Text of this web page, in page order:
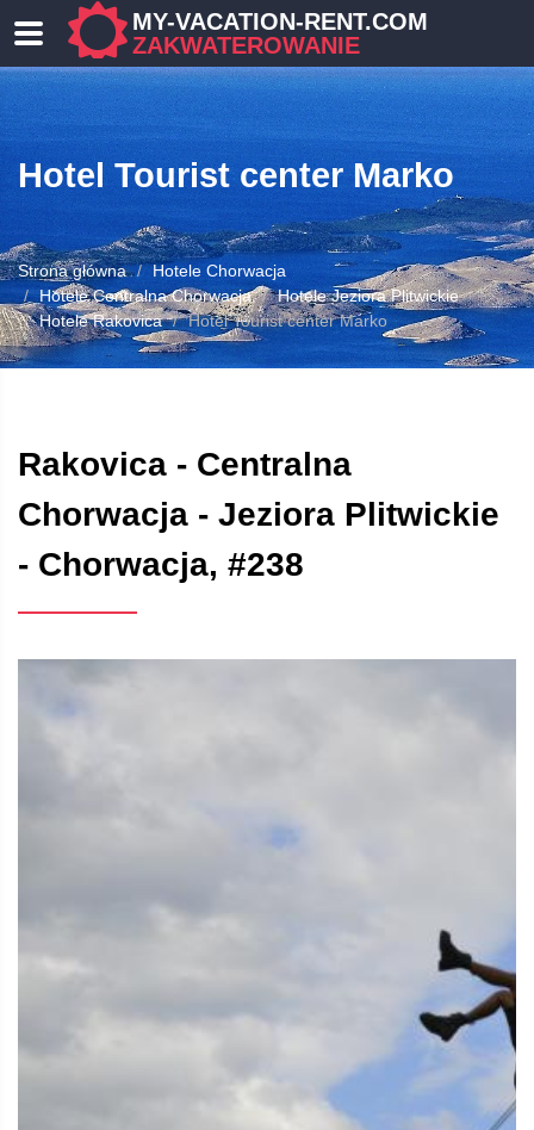
MY-VACATION-RENT.COM
ZAKWATEROWANIE
Hotel Tourist center Marko
Strona główna
Hotele Chorwacja
Hotele Centralna Chorwacja
Hotele Jeziora Plitwickie
Hotele Rakovica
Hotel Tourist center Marko
Rakovica - Centralna
Chorwacja - Jeziora Plitwickie
- Chorwacja, #238